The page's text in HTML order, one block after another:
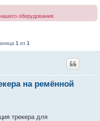
оборудования.
1 из 1
на ремённой
трекера для